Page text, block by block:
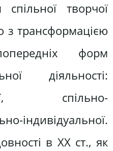
творчої
з трансформацією
форм
діяльності:
спільно-
індивідуальної.
в ХХ ст., як